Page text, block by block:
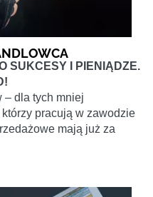
SUKCESY I PIENIĄDZE.
– dla tych mniej
pracują w zawodzie
mają już za